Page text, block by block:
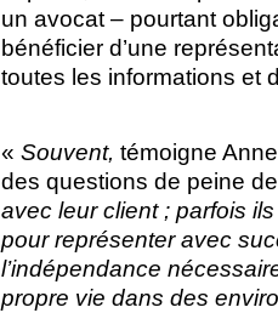
un avocat – pourtant
bénéficier d’une
toutes les informations et
« Souvent, témoigne
des questions de peine
avec leur client ; parfois
pour représenter avec
l’indépendance
propre vie dans des